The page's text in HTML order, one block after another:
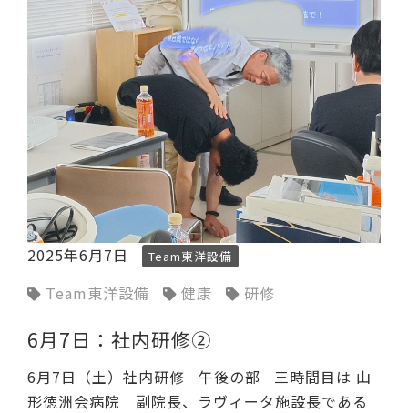
2025年6月7日 Team東洋設備
Team東洋設備 健康 研修
6月7日：社内研修➁
6月7日（土）社内研修 午後の部 三時間目は 山
形徳洲会病院 副院長、ラヴィータ施設長である